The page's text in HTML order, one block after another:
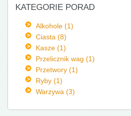
KATEGORIE PORAD
Alkohole (1)
Ciasta (8)
Kasze (1)
Przelicznik wag (1)
Przetwory (1)
Ryby (1)
Warzywa (3)